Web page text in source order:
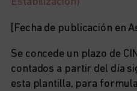
Estabilización)
[Fecha de publicación en
Se concede un plazo de
contados a partir del día
esta plantilla, para